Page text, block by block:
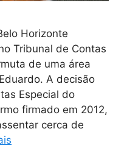
Horizonte
Tribunal de Contas
de uma área
A decisão
Especial do
firmado em 2012,
cerca de